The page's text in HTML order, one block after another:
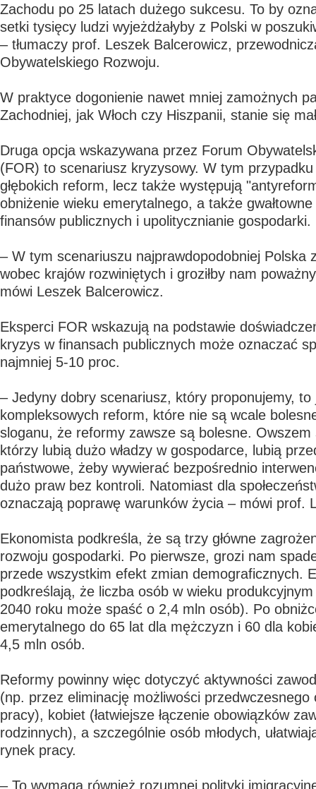
Zachodu po 25 latach dużego sukcesu. To by
setki tysięcy ludzi wyjeżdżałyby z Polski w
– tłumaczy prof. Leszek Balcerowicz,
Obywatelskiego Rozwoju.
W praktyce dogonienie nawet mniej zamożnych
Zachodniej, jak Włoch czy Hiszpanii, stanie się
Druga opcja wskazywana przez Forum
(FOR) to scenariusz kryzysowy. W tym
głębokich reform, lecz także występują
obniżenie wieku emerytalnego, a także
finansów publicznych i upolitycznianie gospodarki.
– W tym scenariuszu najprawdopodobniej Polska
wobec krajów rozwiniętych i groziłby nam
mówi Leszek Balcerowicz.
Eksperci FOR wskazują na podstawie
kryzys w finansach publicznych może oznaczać
najmniej 5-10 proc.
– Jedyny dobry scenariusz, który proponujemy, to
kompleksowych reform, które nie są wcale
sloganu, że reformy zawsze są bolesne. Owszem
którzy lubią dużo władzy w gospodarce, lubią
państwowe, żeby wywierać bezpośrednio
dużo praw bez kontroli. Natomiast dla
oznaczają poprawę warunków życia – mówi prof.
Ekonomista podkreśla, że są trzy główne
rozwoju gospodarki. Po pierwsze, grozi nam
przede wszystkim efekt zmian demograficznych.
podkreślają, że liczba osób w wieku
2040 roku może spaść o 2,4 mln osób). Po
emerytalnego do 65 lat dla mężczyzn i 60 dla
4,5 mln osób.
Reformy powinny więc dotyczyć aktywności
(np. przez eliminację możliwości przedwczesnego
pracy), kobiet (łatwiejsze łączenie obowiązków
rodzinnych), a szczególnie osób młodych,
rynek pracy.
– To wymaga również rozumnej polityki